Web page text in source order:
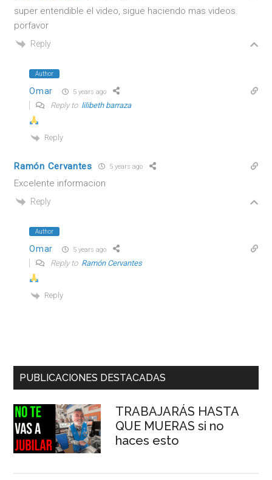
super entendible el video, sigue haciendo mas videos.
porfavor
Reply
Author
Omar 5 years ago
Reply to lilibeth barraza
Reply
Ramón Cervantes 5 years ago
Excelente informacion
Reply
Author
Omar 5 years ago
Reply to Ramón Cervantes
Reply
Barra
principal
PUBLICACIONES DESTACADAS
TRABAJARÁS HASTA
QUE MUERAS si no
haces esto